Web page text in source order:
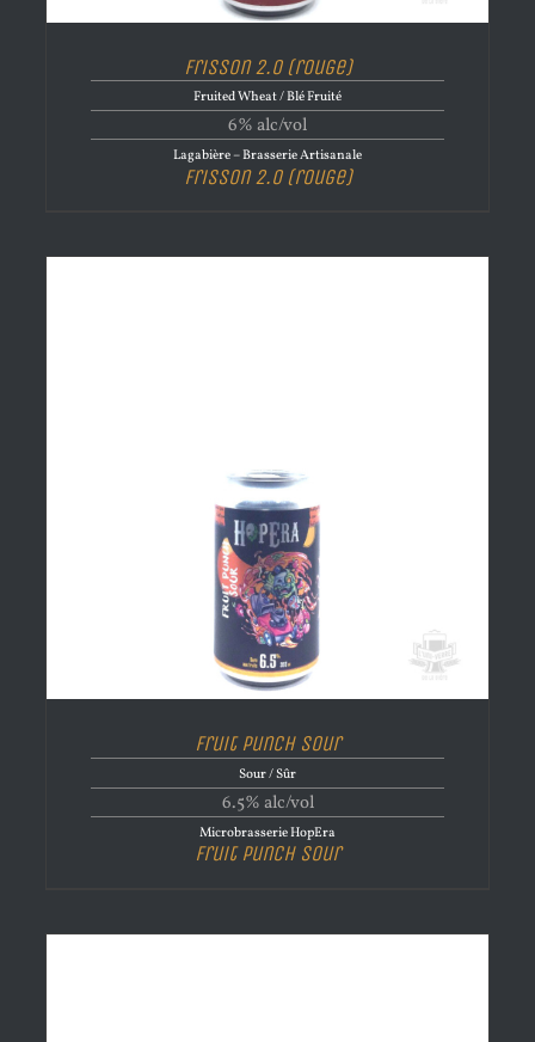
Frisson 2.0 (rouge)
Fruited Wheat / Blé Fruité
6% alc/vol
Lagabière – Brasserie Artisanale
Frisson 2.0 (rouge)
Fruit Punch Sour
Sour / Sûr
6.5% alc/vol
Microbrasserie HopEra
Fruit Punch Sour